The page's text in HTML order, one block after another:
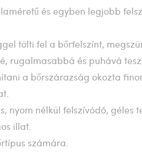
és egyben legjobb
tölti fel a bőrfelszínt,
rugalmasabbá és puhává
a bőrszárazság okozta
nyom nélkül felszívódó, géles
illat.
számára.